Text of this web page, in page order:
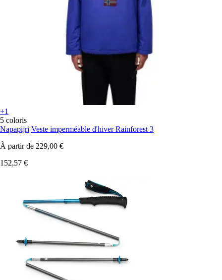
+1
5 coloris
Napapijri Veste imperméable d'hiver Rainforest 3
À partir de 229,00 €
152,57 €